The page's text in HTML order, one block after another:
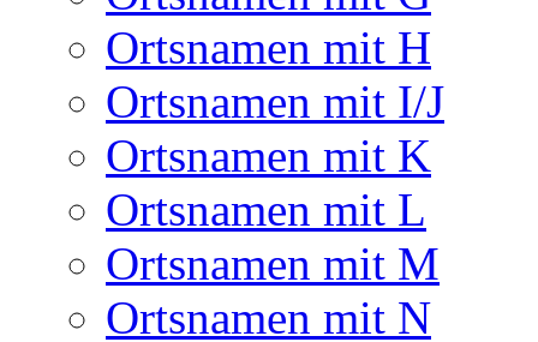
Ortsnamen mit H
Ortsnamen mit I/J
Ortsnamen mit K
Ortsnamen mit L
Ortsnamen mit M
Ortsnamen mit N